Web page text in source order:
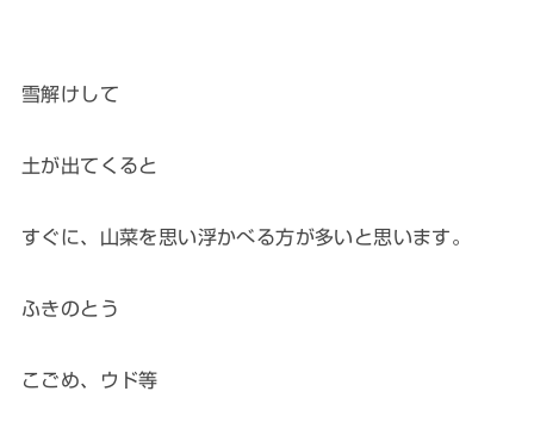
雪解けして
土が出てくると
すぐに、山菜を思い浮かべる方が多いと思います。
ふきのとう
こごめ、ウド等